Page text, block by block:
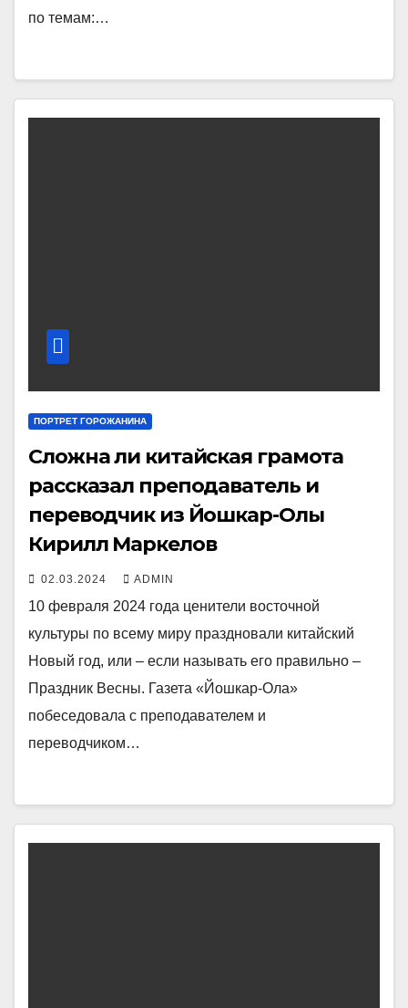
по темам:…
ПОРТРЕТ ГОРОЖАНИНА
Сложна ли китайская грамота
рассказал преподаватель и
переводчик из Йошкар-Олы
Кирилл Маркелов
02.03.2024 ADMIN
10 февраля 2024 года ценители восточной
культуры по всему миру праздновали китайский
Новый год, или – если называть его правильно –
Праздник Весны. Газета «Йошкар-Ола»
побеседовала с преподавателем и
переводчиком…